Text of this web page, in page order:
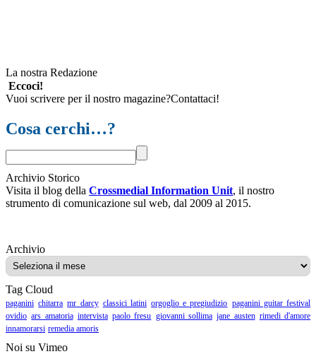
La nostra Redazione
Eccoci!
Vuoi scrivere per il nostro magazine?Contattaci!
Cosa cerchi…?
Archivio Storico
Visita il blog della Crossmedial Information Unit, il nostro
strumento di comunicazione sul web, dal 2009 al 2015.
ArchivioArchivio
Tag Cloud
paganini chitarra mr darcy classici latini orgoglio e pregiudizio paganini guitar festival
ovidio ars amatoria intervista paolo fresu giovanni sollima jane austen rimedi d'amore
innamorarsi remedia amoris
Noi su Vimeo